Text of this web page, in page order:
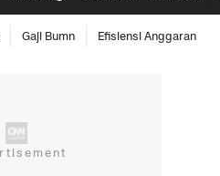
Gaji Bumn Efisiensi Anggaran